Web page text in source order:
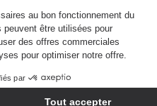
Avis Garantis,cliquez ici pour
PrestaShop Expert